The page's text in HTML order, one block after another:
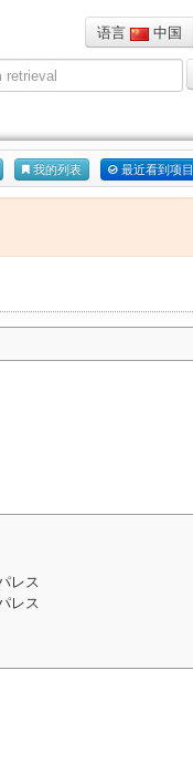
语言 中国
最近看到项目
我的列表
レス
レス